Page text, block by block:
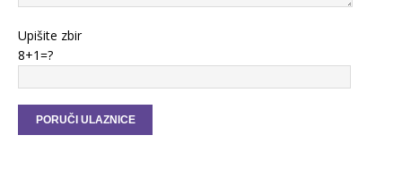
Upišite zbir
8+1=?